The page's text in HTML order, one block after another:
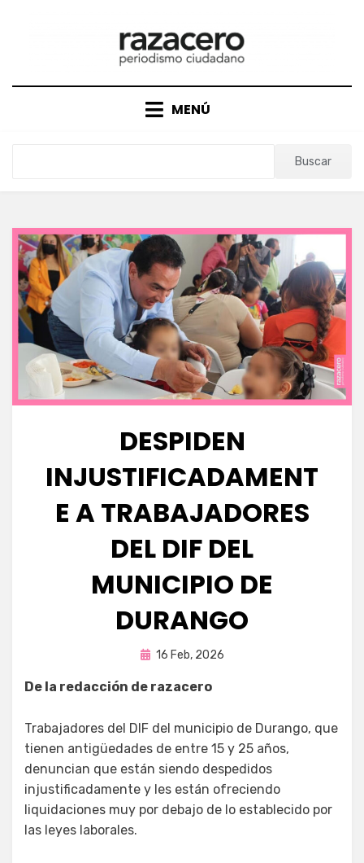
MENÚ
Buscar
DESPIDEN
INJUSTIFICADAMENT
E A TRABAJADORES
DEL DIF DEL
MUNICIPIO DE
DURANGO
porFernando Miranda Servín
Publicada
16 Feb, 2026
De la redacción de razacero
Trabajadores del DIF del municipio de Durango, que
tienen antigüedades de entre 15 y 25 años,
denuncian que están siendo despedidos
injustificadamente y les están ofreciendo
liquidaciones muy por debajo de lo establecido por
las leyes laborales.